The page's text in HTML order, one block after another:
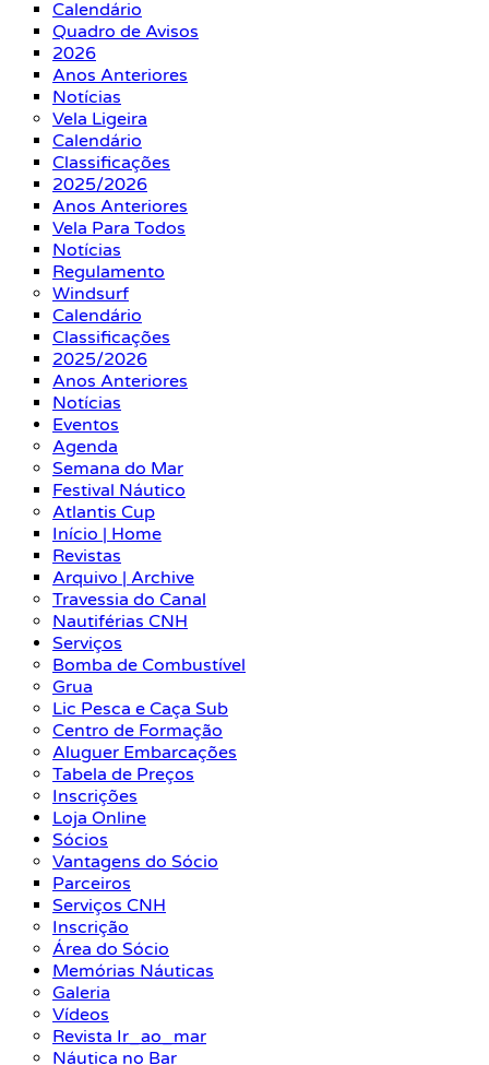
Calendário
Quadro de Avisos
2026
Anos Anteriores
Notícias
Vela Ligeira
Calendário
Classificações
2025/2026
Anos Anteriores
Vela Para Todos
Notícias
Regulamento
Windsurf
Calendário
Classificações
2025/2026
Anos Anteriores
Notícias
Eventos
Agenda
Semana do Mar
Festival Náutico
Atlantis Cup
Início | Home
Revistas
Arquivo | Archive
Travessia do Canal
Nautiférias CNH
Serviços
Bomba de Combustível
Grua
Lic Pesca e Caça Sub
Centro de Formação
Aluguer Embarcações
Tabela de Preços
Inscrições
Loja Online
Sócios
Vantagens do Sócio
Parceiros
Serviços CNH
Inscrição
Área do Sócio
Memórias Náuticas
Galeria
Vídeos
Revista Ir_ao_mar
Náutica no Bar